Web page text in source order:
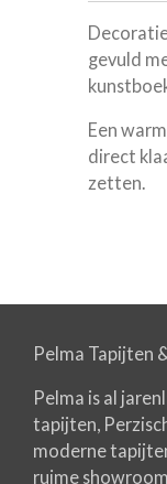
gevuld
Een
direct
zetten.
Pelma Tapijten
Pelma is al
tapijten,
moderne
ruime